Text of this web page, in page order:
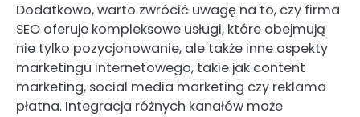
Dodatkowo, warto zwrócić uwagę na to, czy firma
SEO oferuje kompleksowe usługi, które obejmują
nie tylko pozycjonowanie, ale także inne aspekty
marketingu internetowego, takie jak content
marketing, social media marketing czy reklama
płatna. Integracja różnych kanałów może